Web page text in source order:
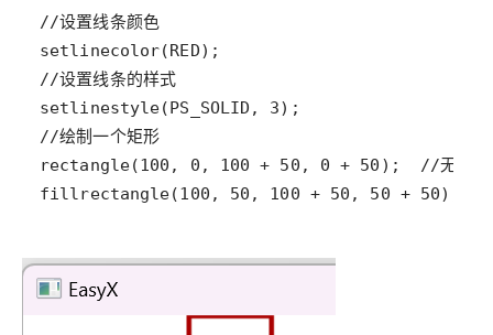
//设置线条颜色
//设置线条的样式
//绘制一个矩形
fillrectangle(100, 50, 100 + 50, 50 + 50);//填